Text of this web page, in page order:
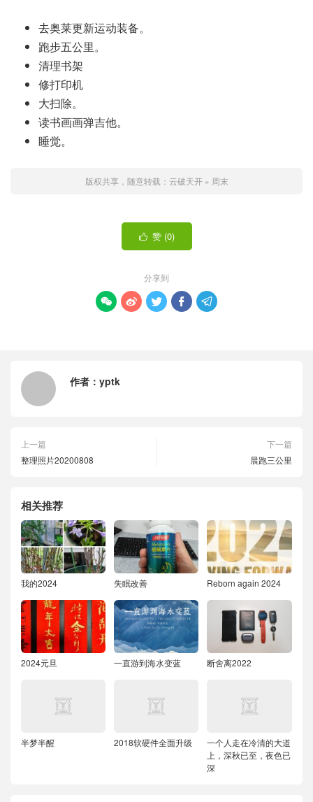
去奥莱更新运动装备。
跑步五公里。
清理书架
修打印机
大扫除。
读书画画弹吉他。
睡觉。
版权共享，随意转载： 云破天开» 周末
 赞 (0)
分享到
    
作者： yptk
上一篇
整理照片20200808
下一篇
晨跑三公里
相关推荐
我的2024 失眠改善 Reborn again 2024
2024元旦 一直游到海水变蓝 断舍离2022
半梦半醒 2018软硬件全面升级
一个人走在冷清的大道
上，深秋已至，夜色已
深